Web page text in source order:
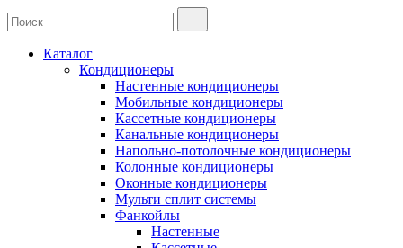
Каталог
Кондиционеры
Настенные кондиционеры
Мобильные кондиционеры
Кассетные кондиционеры
Канальные кондиционеры
Напольно-потолочные кондиционеры
Колонные кондиционеры
Оконные кондиционеры
Мульти сплит системы
Фанкойлы
Настенные